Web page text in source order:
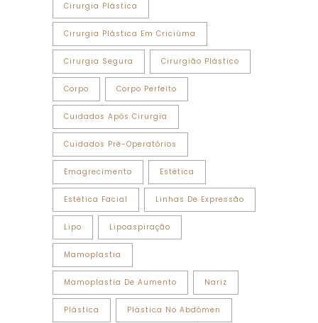
Cirurgia Plástica
Cirurgia Plástica Em Criciúma
Cirurgia Segura Cirurgião Plástico
Corpo Corpo Perfeito
Cuidados Após Cirurgia
Cuidados Pré-Operatórios
Emagrecimento Estética
Estética Facial Linhas De Expressão
Lipo Lipoaspiração
Mamoplastia
Mamoplastia De Aumento Nariz
Plástica Plástica No Abdômen